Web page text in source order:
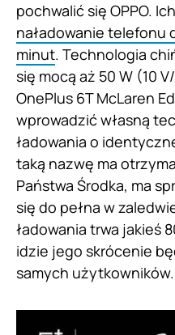
pochwalić się OPPO.
naładowanie telefonu
minut. Technologia
się mocą aż 50 W (10
OnePlus 6T McLaren
wprowadzić własną
ładowania o
taką nazwę ma
Państwa Środka, ma
się do pełna w
ładowania trwa jakieś
idzie jego skrócenie
samych użytkowników.